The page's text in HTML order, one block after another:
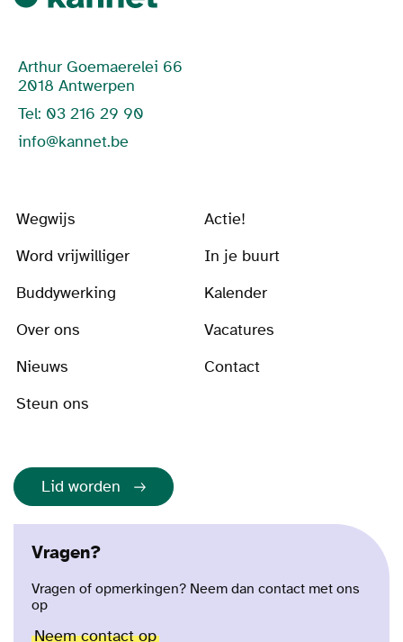
Arthur Goemaerelei 66
2018 Antwerpen
Tel: 03 216 29 90
info@kannet.be
Wegwijs
Actie!
Word vrijwilliger
In je buurt
Buddywerking
Kalender
Over ons
Vacatures
Nieuws
Contact
Steun ons
Lid worden
Vragen?
Vragen of opmerkingen? Neem dan contact met ons
op
Neem contact op